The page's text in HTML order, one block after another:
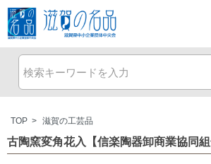
TOP > 滋賀の工芸品
古陶窯変角花入【信楽陶器卸商業協同組